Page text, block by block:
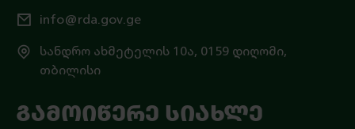
info@rda.gov.ge
სანდრო ახმეტელის 10ა, 0159 დიღომი,
თბილისი
ᲒᲐᲛᲝᲘᲬᲔᲠᲔ ᲡᲘᲐᲮᲚᲔ